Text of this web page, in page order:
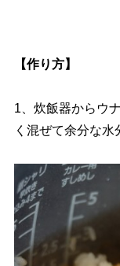
【作り方】
1、炊飯器からウ
く混ぜて余分な水